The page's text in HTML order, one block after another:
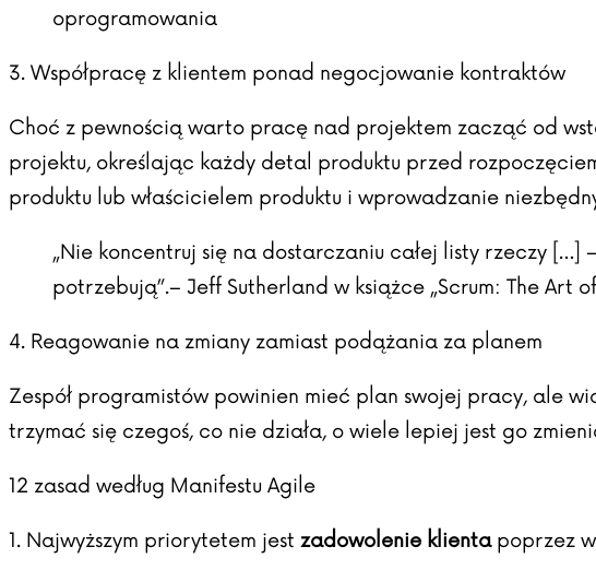
oprogramowania
3. Współpracę z klientem ponad negocjowanie kontraktów
Choć z pewnością warto pracę nad projektem zacząć od
projektu, określając każdy detal produktu przed
produktu lub właścicielem produktu i wprowadzanie
„Nie koncentruj się na dostarczaniu całej listy rzeczy
potrzebują”.– Jeff Sutherland w książce „Scrum: The Art
4. Reagowanie na zmiany zamiast podążania za planem
Zespół programistów powinien mieć plan swojej pracy, ale
trzymać się czegoś, co nie działa, o wiele lepiej jest go
12 zasad według Manifestu Agile
1. Najwyższym priorytetem jest zadowolenie klienta poprzez